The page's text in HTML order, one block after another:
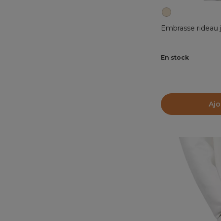
Embrasse
En stock